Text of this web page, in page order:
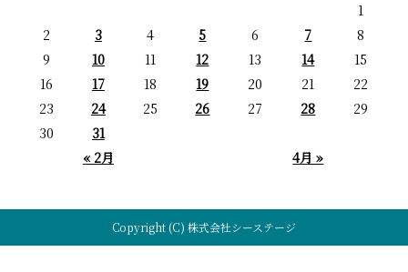
« 2月 4月 »
1
2
3 4 5 6 7
8
9
10 11 12 13 14
15
16
17 18 19 20 21
22
23
24 25 26 27 28
29
30
31
Copyright (C) 株式会社シーステージ